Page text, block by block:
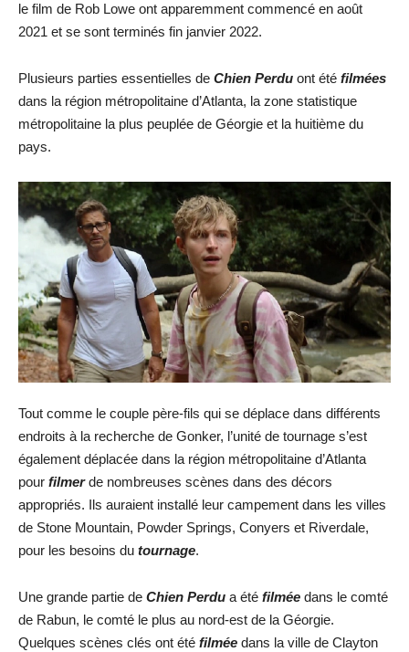
le film de Rob Lowe ont apparemment commencé en août
2021 et se sont terminés fin janvier 2022.
Plusieurs parties essentielles de Chien Perdu ont été filmées
dans la région métropolitaine d’Atlanta, la zone statistique
métropolitaine la plus peuplée de Géorgie et la huitième du
pays.
Tout comme le couple père-fils qui se déplace dans différents
endroits à la recherche de Gonker, l’unité de tournage s’est
également déplacée dans la région métropolitaine d’Atlanta
pour filmerde nombreuses scènes dans des décors
appropriés. Ils auraient installé leur campement dans les villes
de Stone Mountain, Powder Springs, Conyers et Riverdale,
pour les besoins du tournage.
Une grande partie de Chien Perdu a été filmée dans le comté
de Rabun, le comté le plus au nord-est de la Géorgie.
Quelques scènes clés ont été filmée dans la ville de Clayton